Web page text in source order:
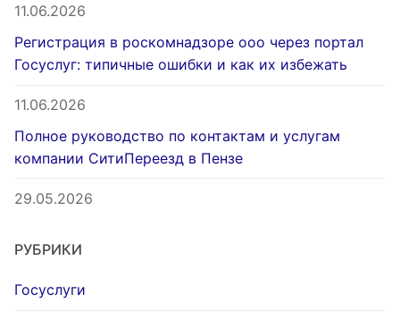
11.06.2026
Регистрация в роскомнадзоре ооо через портал
Госуслуг: типичные ошибки и как их избежать
11.06.2026
Полное руководство по контактам и услугам
компании СитиПереезд в Пензе
29.05.2026
РУБРИКИ
Госуслуги